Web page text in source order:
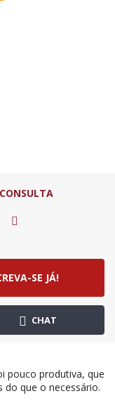
SE JÁ!
CHAT
pouco produtiva, que
que o necessário.